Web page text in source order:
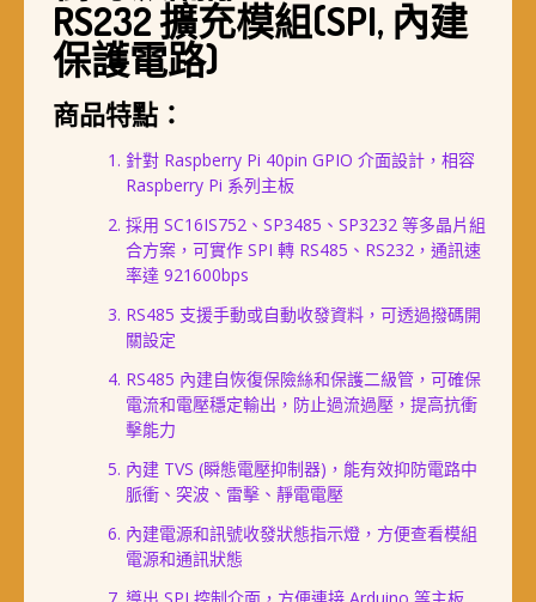
RS232 擴充模組(SPI, 內建
保護電路)
商品特點：
針對 Raspberry Pi 40pin GPIO 介面設計，相容
Raspberry Pi 系列主板
採用 SC16IS752、SP3485、SP3232 等多晶片組
合方案，可實作 SPI 轉 RS485、RS232，通訊速
率達 921600bps
RS485 支援手動或自動收發資料，可透過撥碼開
關設定
RS485 內建自恢復保險絲和保護二級管，可確保
電流和電壓穩定輸出，防止過流過壓，提高抗衝
擊能力
內建 TVS (瞬態電壓抑制器)，能有效抑防電路中
脈衝、突波、雷擊、靜電電壓
內建電源和訊號收發狀態指示燈，方便查看模組
電源和通訊狀態